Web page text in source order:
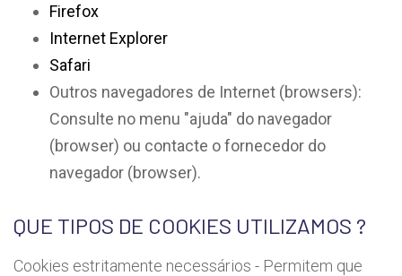
Firefox
Internet Explorer
Safari
Outros navegadores de Internet (browsers):
Consulte no menu "ajuda" do navegador
(browser) ou contacte o fornecedor do
navegador (browser).
QUE TIPOS DE COOKIES UTILIZAMOS ?
Cookies estritamente necessários - Permitem que